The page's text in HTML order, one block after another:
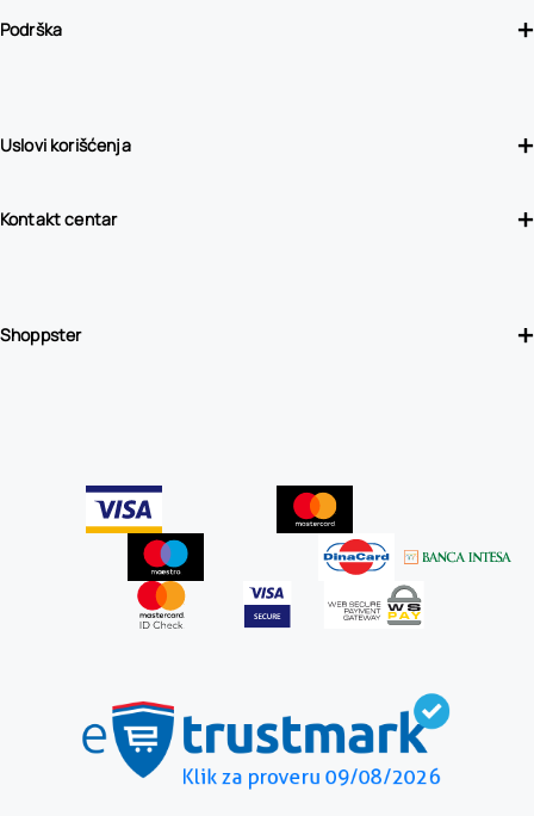
Podrška
Uslovi korišćenja
Kontakt centar
Shoppster